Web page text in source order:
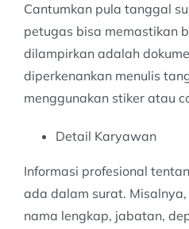
Cantumkan pula tanggal
petugas bisa memastikan
dilampirkan adalah
diperkenankan menulis
menggunakan stiker atau
Detail Karyawan
Informasi profesional
ada dalam surat.
nama lengkap, jabatan,